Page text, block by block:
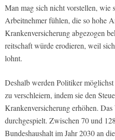
Man mag sich nicht vorstellen, wie
Arbeitnehmer fühlen, die so hohe
Krankenversicherung abgezogen
reitschaft würde erodieren, weil
lohnt.
Des­halb werden Politiker
zu verschleiern, indem sie den
Krankenversicherung erhöhen.
durchge­spielt. Zwischen 70 und
Bundeshaushalt im Jahr 2030 an